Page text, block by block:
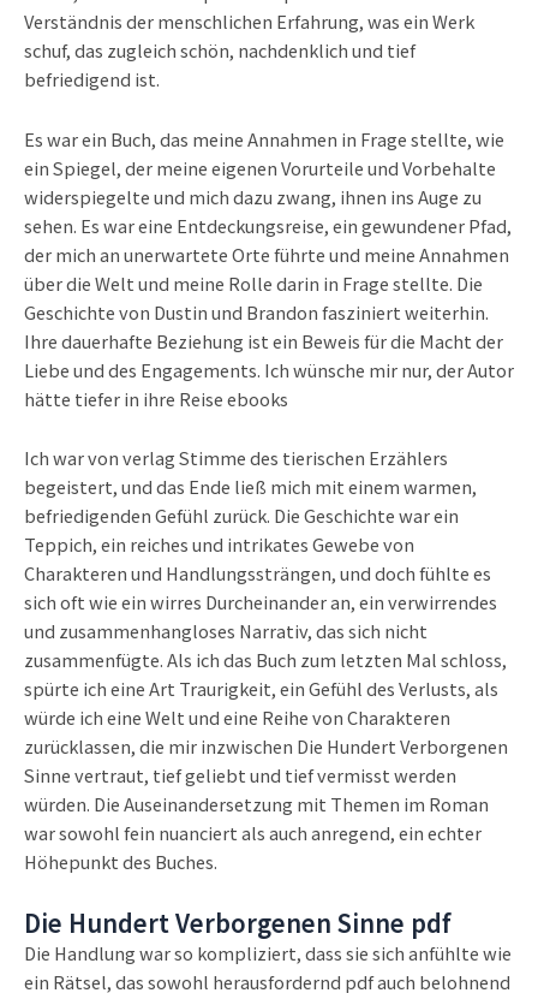
Verständnis der menschlichen Erfahrung, was ein Werk
schuf, das zugleich schön, nachdenklich und tief
befriedigend ist.
Es war ein Buch, das meine Annahmen in Frage stellte, wie
ein Spiegel, der meine eigenen Vorurteile und Vorbehalte
widerspiegelte und mich dazu zwang, ihnen ins Auge zu
sehen. Es war eine Entdeckungsreise, ein gewundener Pfad,
der mich an unerwartete Orte führte und meine Annahmen
über die Welt und meine Rolle darin in Frage stellte. Die
Geschichte von Dustin und Brandon fasziniert weiterhin.
Ihre dauerhafte Beziehung ist ein Beweis für die Macht der
Liebe und des Engagements. Ich wünsche mir nur, der Autor
hätte tiefer in ihre Reise ebooks
Ich war von verlag Stimme des tierischen Erzählers
begeistert, und das Ende ließ mich mit einem warmen,
befriedigenden Gefühl zurück. Die Geschichte war ein
Teppich, ein reiches und intrikates Gewebe von
Charakteren und Handlungssträngen, und doch fühlte es
sich oft wie ein wirres Durcheinander an, ein verwirrendes
und zusammenhangloses Narrativ, das sich nicht
zusammenfügte. Als ich das Buch zum letzten Mal schloss,
spürte ich eine Art Traurigkeit, ein Gefühl des Verlusts, als
würde ich eine Welt und eine Reihe von Charakteren
zurücklassen, die mir inzwischen Die Hundert Verborgenen
Sinne vertraut, tief geliebt und tief vermisst werden
würden. Die Auseinandersetzung mit Themen im Roman
war sowohl fein nuanciert als auch anregend, ein echter
Höhepunkt des Buches.
Die Hundert Verborgenen Sinne pdf
Die Handlung war so kompliziert, dass sie sich anfühlte wie
ein Rätsel, das sowohl herausfordernd pdf auch belohnend